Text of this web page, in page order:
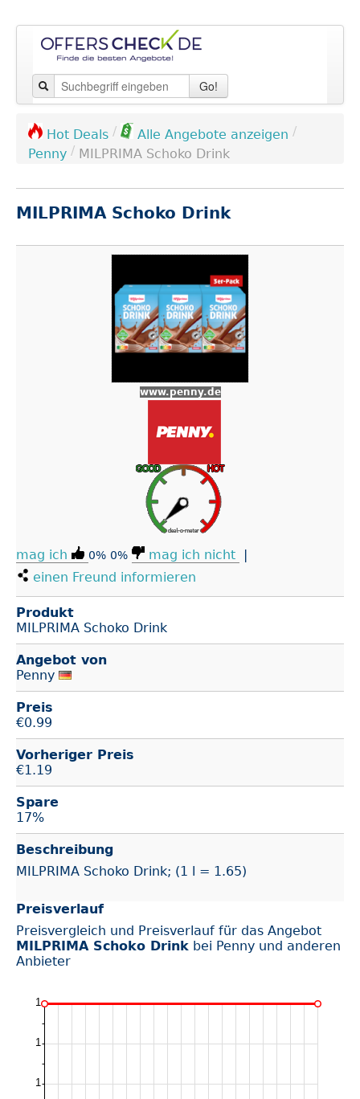
Go!
Hot Deals / Alle Angebote anzeigen /
Penny / MILPRIMA Schoko Drink
MILPRIMA Schoko Drink
www.penny.de
mag ich 0% 0% mag ich nicht
einen Freund informieren
Produkt
MILPRIMA Schoko Drink
Angebot von
Penny
Preis
€0.99
Vorheriger Preis
€1.19
Spare
17%
Beschreibung
MILPRIMA Schoko Drink; (1 l = 1.65)
Preisverlauf
Preisvergleich und Preisverlauf für das Angebot
MILPRIMA Schoko Drink bei Penny und anderen
Anbieter